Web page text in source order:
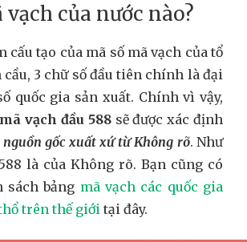
vạch của nước nào?
cấu tạo của mã số mã vạch của tổ
cầu, 3 chữ số đầu tiên chính là đại
quốc gia sản xuất. Chính vì vậy,
mã vạch đầu 588sẽ được xác định
nguồn gốc xuất xứ từ Không rõ. Như
là của Không rõ. Bạn cũng có
sách bảng mã vạch các quốc gia
trên thế giới tại đây.